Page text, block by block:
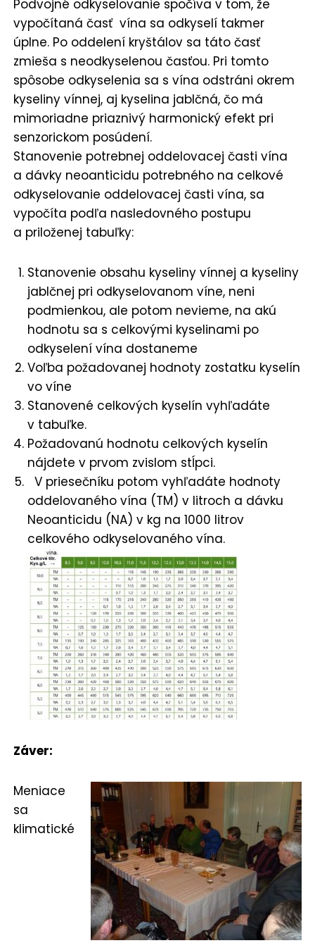
Podvojné odkyselovanie spočíva v tom, že
vypočítaná časť vína sa odkyselí takmer
úplne. Po oddelení kryštálov sa táto časť
zmieša s neodkyselenou časťou. Pri tomto
spôsobe odkyselenia sa s vína odstráni okrem
kyseliny vínnej, aj kyselina jablčná, čo má
mimoriadne priaznivý harmonický efekt pri
senzorickom posúdení.
Stanovenie potrebnej oddelovacej časti vína
a dávky neoanticidu potrebného na celkové
odkyselovanie oddelovacej časti vína, sa
vypočíta podľa nasledovného postupu
a priloženej tabuľky:
Stanovenie obsahu kyseliny vínnej a kyseliny
jablčnej pri odkyselovanom víne, neni
podmienkou, ale potom nevieme, na akú
hodnotu sa s celkovými kyselinami po
odkyselení vína dostaneme
Voľba požadovanej hodnoty zostatku kyselín
vo víne
Stanovené celkových kyselín vyhľadáte
v tabuľke.
Požadovanú hodnotu celkových kyselín
nájdete v prvom zvislom stĺpci.
V priesečníku potom vyhľadáte hodnoty
oddelovaného vína (TM) v litroch a dávku
Neoanticidu (NA) v kg na 1000 litrov
celkového odkyselovaného vína.
Záver:
Meniace
sa
klimatické